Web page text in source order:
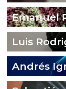
Emanuel
Luis
Andrés